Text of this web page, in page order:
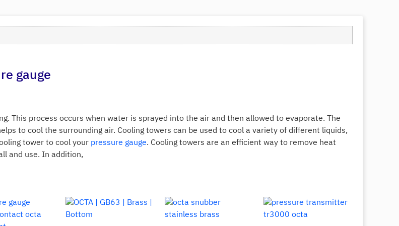
gauge
This process occurs when water is sprayed into the air and then allowed to evaporate. The
to cool the surrounding air. Cooling towers can be used to cool a variety of different liquids,
tower to cool yourpressure gauge. Cooling towers are an efficient way to remove heat
and use. In addition,